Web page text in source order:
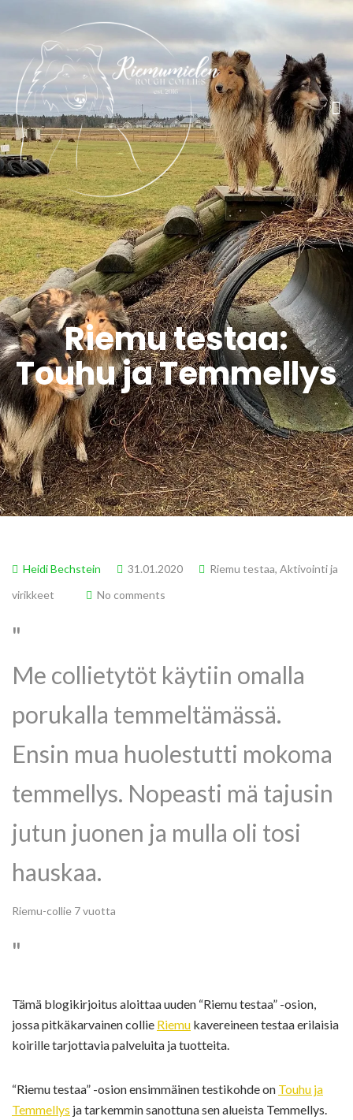
Riemu testaa:
Touhu ja Temmellys
Heidi Bechstein 31.01.2020 Riemu testaa, Aktivointi ja
virikkeet
No comments
Me collietytöt käytiin omalla
porukalla temmeltämässä.
Ensin mua huolestutti mokoma
temmellys. Nopeasti mä tajusin
jutun juonen ja mulla oli tosi
hauskaa.
Riemu-collie 7 vuotta
Tämä blogikirjoitus aloittaa uuden “Riemu testaa” -osion,
jossa pitkäkarvainen collie Riemu kavereineen testaa erilaisia
koirille tarjottavia palveluita ja tuotteita.
“Riemu testaa” -osion ensimmäinen testikohde on Touhu ja
Temmellys ja tarkemmin sanottuna sen alueista Temmellys.